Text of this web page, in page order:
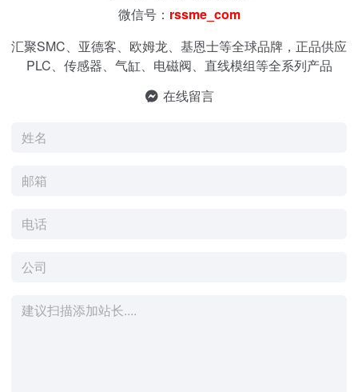
微信号： rssme_com
汇聚SMC、亚德客、欧姆龙、基恩士等全球品牌，正品供应
PLC、传感器、气缸、电磁阀、直线模组等全系列产品
在线留言